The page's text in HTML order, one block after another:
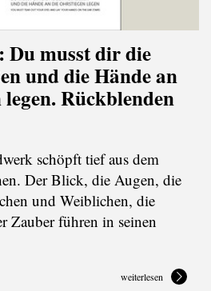
Du musst dir die
und die Hände an
Rückblenden
schöpft tief aus dem
Der Blick, die Augen, die
und Weiblichen, die
Zauber führen in seinen
weiterlesen